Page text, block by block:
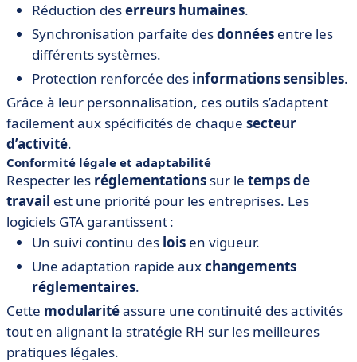
Réduction deserreurs humaines.
Synchronisation parfaite desdonnées entre les
différents systèmes.
Protection renforcée des informations sensibles.
Grâce à leur personnalisation, ces outils s’adaptent
facilement aux spécificités de chaque secteur
d’activité.
Conformité légale et adaptabilité
Respecter les réglementations sur le temps de
travail est une priorité pour les entreprises. Les
logiciels GTA garantissent :
Un suivi continu des lois en vigueur.
Une adaptation rapide auxchangements
réglementaires.
Cette modularitéassure une continuité des activités
tout en alignant la stratégie RH sur les meilleures
pratiques légales.